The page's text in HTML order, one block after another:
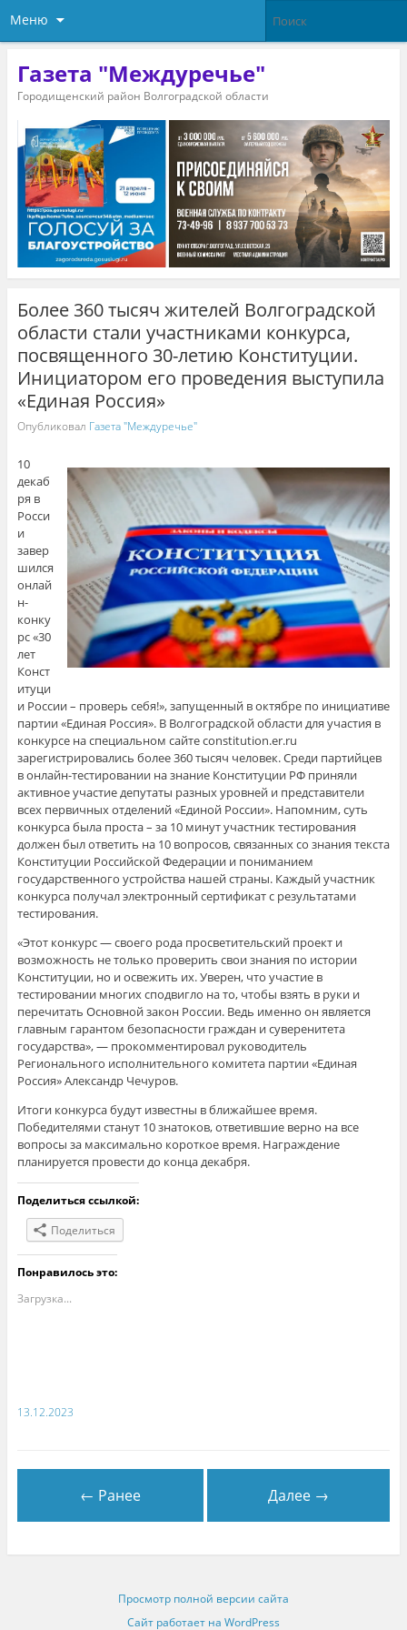
Меню
Газета "Междуречье"
Городищенский район Волгоградской области
Более 360 тысяч жителей Волгоградской
области стали участниками конкурса,
посвященного 30-летию Конституции.
Инициатором его проведения выступила
«Единая Россия»
Опубликовал Газета "Междуречье"
10
декаб
ря в
Росси
и
завер
шился
онлай
н-
конку
рс «30
лет
Конст
итуци
и России – проверь себя!», запущенный в октябре по инициативе
партии «Единая Россия». В Волгоградской области для участия в
конкурсе на специальном сайте constitution.er.ru
зарегистрировались более 360 тысяч человек. Среди партийцев
в онлайн-тестировании на знание Конституции РФ приняли
активное участие депутаты разных уровней и представители
всех первичных отделений «Единой России». Напомним, суть
конкурса была проста – за 10 минут участник тестирования
должен был ответить на 10 вопросов, связанных со знания текста
Конституции Российской Федерации и пониманием
государственного устройства нашей страны. Каждый участник
конкурса получал электронный сертификат с результатами
тестирования.
«Этот конкурс — своего рода просветительский проект и
возможность не только проверить свои знания по истории
Конституции, но и освежить их. Уверен, что участие в
тестировании многих сподвигло на то, чтобы взять в руки и
перечитать Основной закон России. Ведь именно он является
главным гарантом безопасности граждан и суверенитета
государства», — прокомментировал руководитель
Регионального исполнительного комитета партии «Единая
Россия» Александр Чечуров.
Итоги конкурса будут известны в ближайшее время.
Победителями станут 10 знатоков, ответившие верно на все
вопросы за максимально короткое время. Награждение
планируется провести до конца декабря.
Поделиться ссылкой:
Поделиться
Понравилось это:
Загрузка...
13.12.2023
← Ранее Далее →
Просмотр полной версии сайта
Сайт работает на WordPress